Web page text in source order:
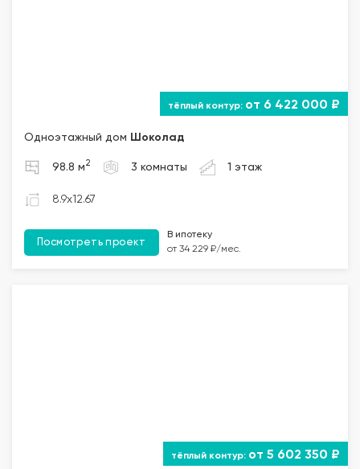
от 6 422 000 ₽
Одноэтажный дом Шоколад
98.8 м 2 3 комнаты 1 этаж
8.9x12.67
Посмотреть проект
В ипотеку
от 34 229 ₽/мес.
от 5 602 350 ₽